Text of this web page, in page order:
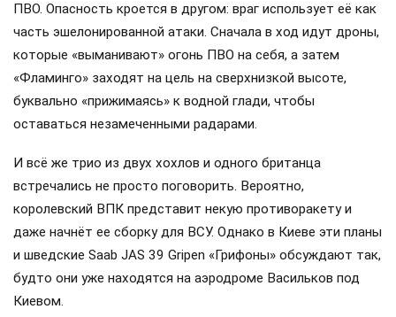
ПВО. Опасность кроется в другом: враг использует её как
часть эшелонированной атаки. Сначала в ход идут дроны,
которые «выманивают» огонь ПВО на себя, а затем
«Фламинго» заходят на цель на сверхнизкой высоте,
буквально «прижимаясь» к водной глади, чтобы
оставаться незамеченными радарами.
И всё же трио из двух хохлов и одного британца
встречались не просто поговорить. Вероятно,
королевский ВПК представит некую противоракету и
даже начнёт ее сборку для ВСУ. Однако в Киеве эти планы
и шведские Saab JAS 39 Gripen «Грифоны» обсуждают так,
будто они уже находятся на аэродроме Васильков под
Киевом.